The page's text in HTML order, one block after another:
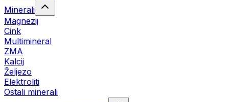
Minerali
Magnezij
Cink
Multimineral
ZMA
Kalcij
Željezo
Elektroliti
Ostali minerali